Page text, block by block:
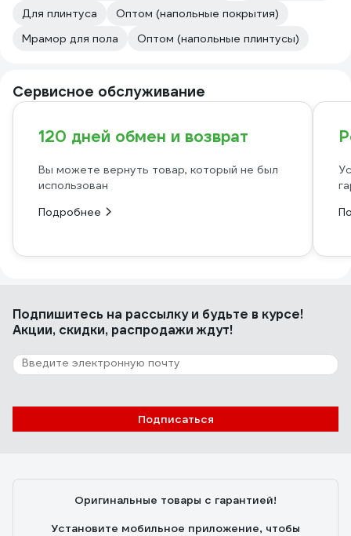
Для плинтуса
Оптом (напольные покрытия)
Мрамор для пола
Оптом (напольные плинтусы)
Сервисное обслуживание
120 дней обмен и возврат
Вы можете вернуть товар, который не был
использован
Подробнее
Подпишитесь на рассылкуи будьте в курсе!
Акции, скидки, распродажи ждут!
Подписаться
Оригинальные товары с гарантией!
Установите мобильное приложение, чтобы